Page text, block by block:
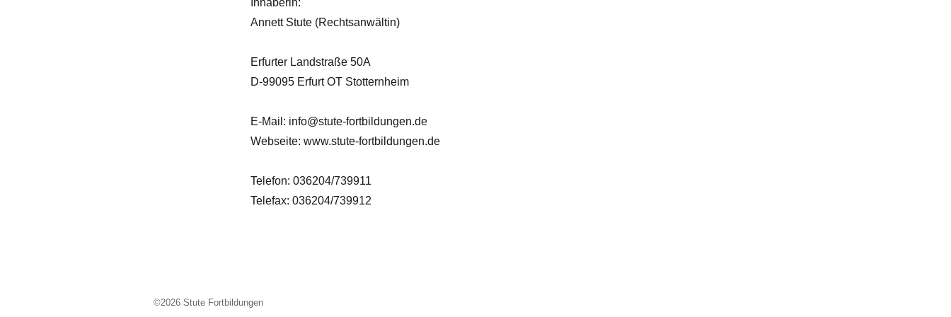
Inhaberin:
Annett Stute (Rechtsanwältin)
Erfurter Landstraße 50A
D-99095 Erfurt OT Stotternheim
E-Mail: info@stute-fortbildungen.de
Webseite: www.stute-fortbildungen.de
Telefon: 036204/739911
Telefax: 036204/739912
©2026Stute Fortbildungen